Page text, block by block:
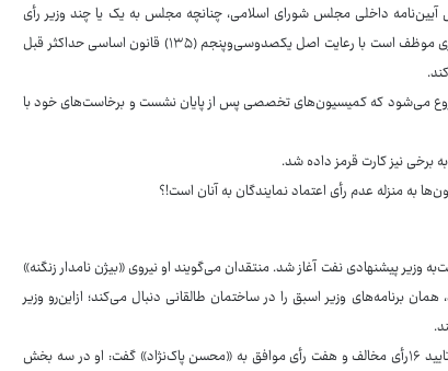
داخلی مجلس شورای اسلامی، چنانچه مجلس به یک یا چند وزیر رأی
اعتماد نداد یا وزارتخانه‌ای به هر دلیل وزیر نداشته باشد، رییس‌جمهوری موظف است با رعایت اصل یکصدوسی‌وپنجم (۱۳۵) قانون اساسی حداکثر قبل
شروع می‌شود که کمیسیون‌های تخصصی پس از پایان نشست و برخاست‌های خود با
برخی نیز کارت قرمز داده شد.
به منزله عدم رأی اعتماد نمایندگان به آنان است!؟
پیشنهادی نفت آغاز شد. منتقدان می‌گویند او نیروی «بیژن نامدار زنگنه»
برنامه‌های وزیر اسبق را در ساختمان طالقانی دنبال می‌کند؛ ازاین‌رو وزیر
«فرهاد شهرکی» عضو کمیسیون انرژی مجلس شورای اسلامی ضمن تایید ۱۶رأی مخالف و هفت رأی موافق به «محسن پاک‌نژاد» گفت: او در سه بخش